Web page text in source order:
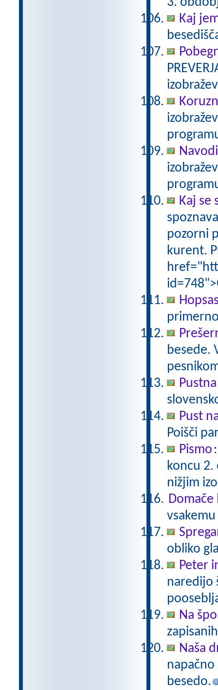
Kaj
Kaj se
pozorni
kurent.
besede.
Pust
Poišči
Pismo
koncu 2.
nižjim
Domače
obliko
Peter
naredijo
Na
Naša
besedo.